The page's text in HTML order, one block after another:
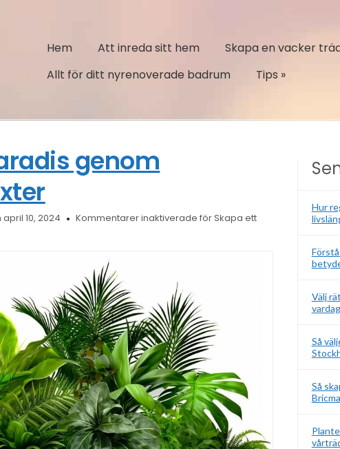
Hem Att inreda sitt hem
Skapa en vacker
Allt för ditt nyrenoverade badrum
Tips »
genom
april 10, 2024 Kommentarer inaktiverade för Skapa ett
Hur
Välj
Så
Så